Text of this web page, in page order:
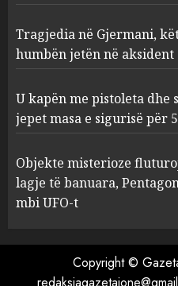
janë
jetën
4
masa
me
Tragjedia në Gjermani,
humbën jetën në aksident
U kapën me pistoleta dhe
jepet masa e sigurisë për
Objekte misterioze
lagje të banuara,
mbi UFO-t
Copyright ©